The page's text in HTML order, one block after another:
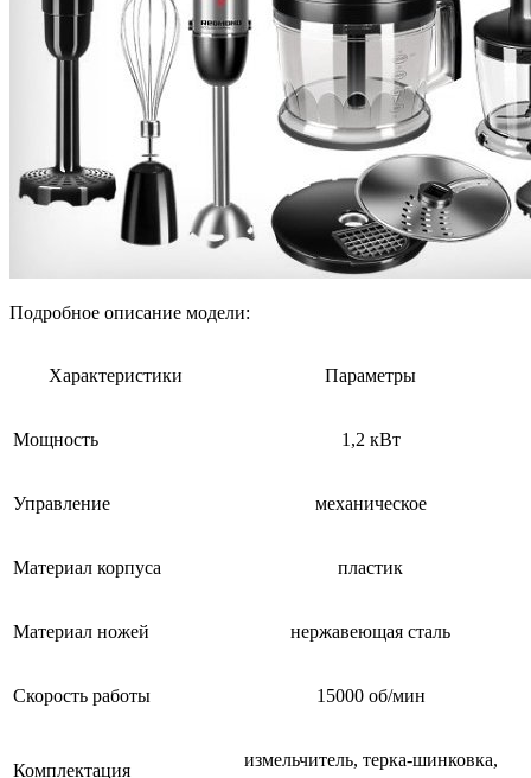
Подробное описание модели:
Характеристики Параметры
Мощность 1,2 кВт
Управление механическое
Материал корпуса пластик
Материал ножей нержавеющая сталь
Скорость работы 15000 об/мин
Комплектация
измельчитель, терка-шинковка,